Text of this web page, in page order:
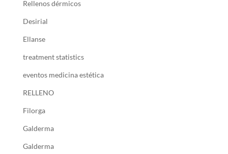
Rellenos dérmicos
Desirial
Ellanse
treatment statistics
eventos medicina estética
RELLENO
Filorga
Galderma
Galderma